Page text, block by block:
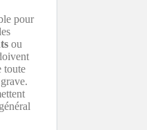
pour
ou
toute